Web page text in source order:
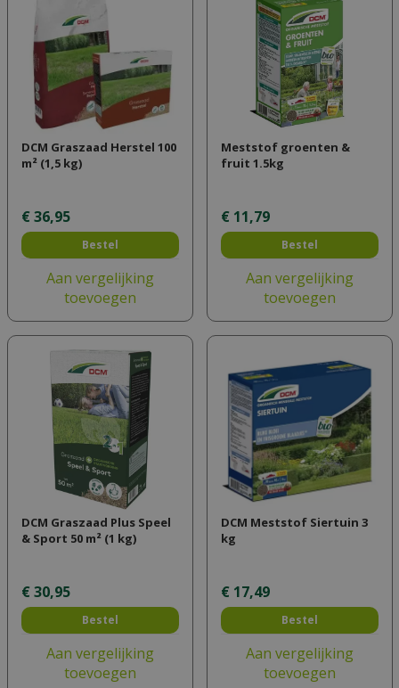
DCM Graszaad Herstel 100
m² (1,5 kg)
€ 36,95
Bestel
Aan vergelijking
toevoegen
Meststof groenten &
fruit 1.5kg
€ 11,79
Bestel
Aan vergelijking
toevoegen
DCM Graszaad Plus Speel
& Sport 50 m² (1 kg)
€ 30,95
Bestel
Aan vergelijking
toevoegen
DCM Meststof Siertuin 3
kg
€ 17,49
Bestel
Aan vergelijking
toevoegen